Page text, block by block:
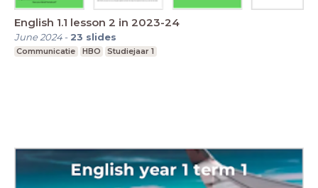
English 1.1 lesson 2 in 2023-24
June 2024- 23 slides
Communicatie HBO Studiejaar 1